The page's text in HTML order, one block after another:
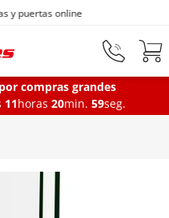
principal
desde 1872
compras grandes
11horas 20min. 58seg.